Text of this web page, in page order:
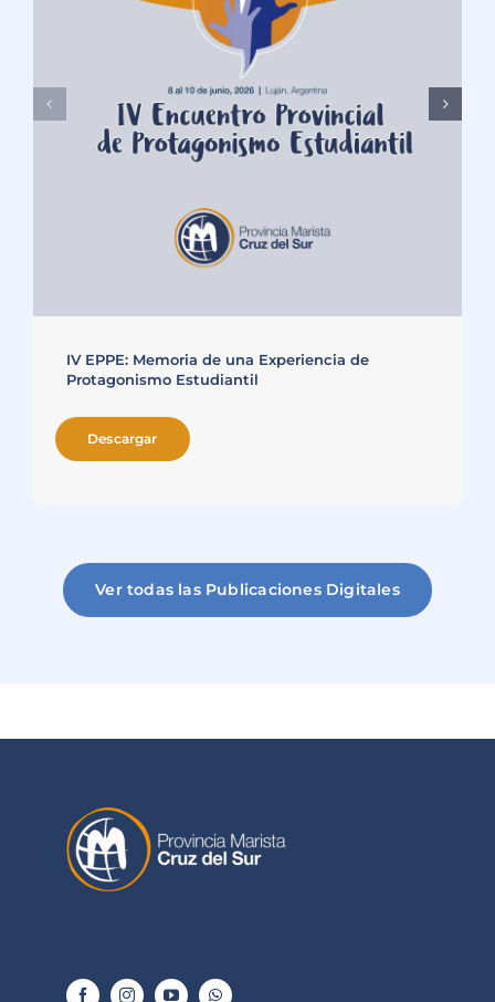
IV EPPE: Memoria de una Experiencia de
Protagonismo Estudiantil
Descargar
Ver todas las Publicaciones Digitales